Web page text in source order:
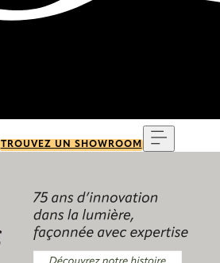
TROUVEZ UN SHOWROOM